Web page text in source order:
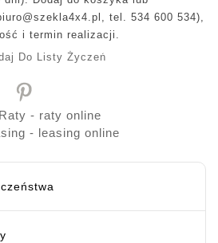
, tel. 534 600 534),
i termin realizacji.
Do Listy Życzeń